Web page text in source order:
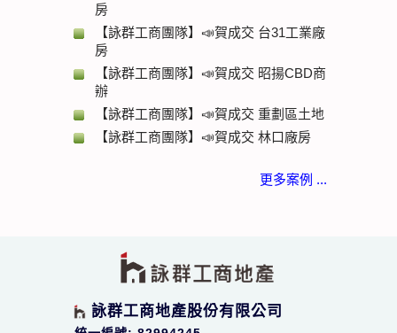
房
【詠群工商團隊】📣賀成交 台31工業廠
房
【詠群工商團隊】📣賀成交 昭揚CBD商
辦
【詠群工商團隊】📣賀成交 重劃區土地
【詠群工商團隊】📣賀成交 林口廠房
更多案例 ...
詠群工商地產股份有限公司